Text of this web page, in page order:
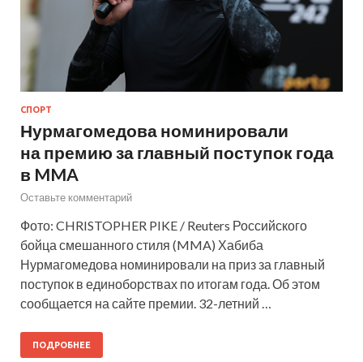
СПОРТ
Нурмагомедова номинировали
на премию за главный поступок года
в MMA
Оставьте комментарий
Фото: CHRISTOPHER PIKE / Reuters Российского
бойца смешанного стиля (MMA) Хабиба
Нурмагомедова номинировали на приз за главный
поступок в единоборствах по итогам года. Об этом
сообщается на сайте премии. 32-летний …
ПОДРОБНЕЕ